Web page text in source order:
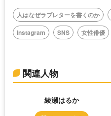
人はなぜラブレターを書くのか
Instagram
SNS 女性俳優
関連人物
綾瀬はるか